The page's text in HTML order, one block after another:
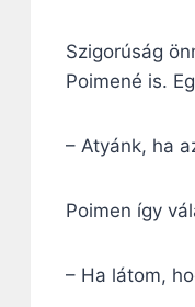
Szigorúság
Poimené is.
– Atyánk, ha
Poimen így
– Ha látom,